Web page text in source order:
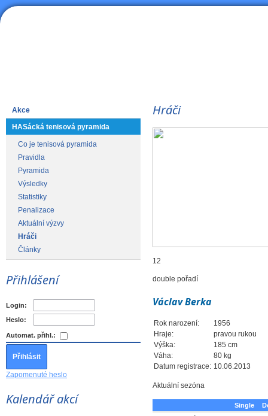
Akce
HASácká tenisová pyramida
Co je tenisová pyramida
Pravidla
Pyramida
Výsledky
Statistiky
Penalizace
Aktuální výzvy
Hráči
Články
Přihlášení
Login:
Heslo:
Automat. přihl.:
Zapomenuté heslo
Kalendář akcí
Hráči
12
double pořadí
Václav Berka
Rok narození:
1956
Hraje:
pravou rukou
Výška:
185 cm
Váha:
80 kg
Datum registrace: 10.06.2013
Aktuální sezóna
Single